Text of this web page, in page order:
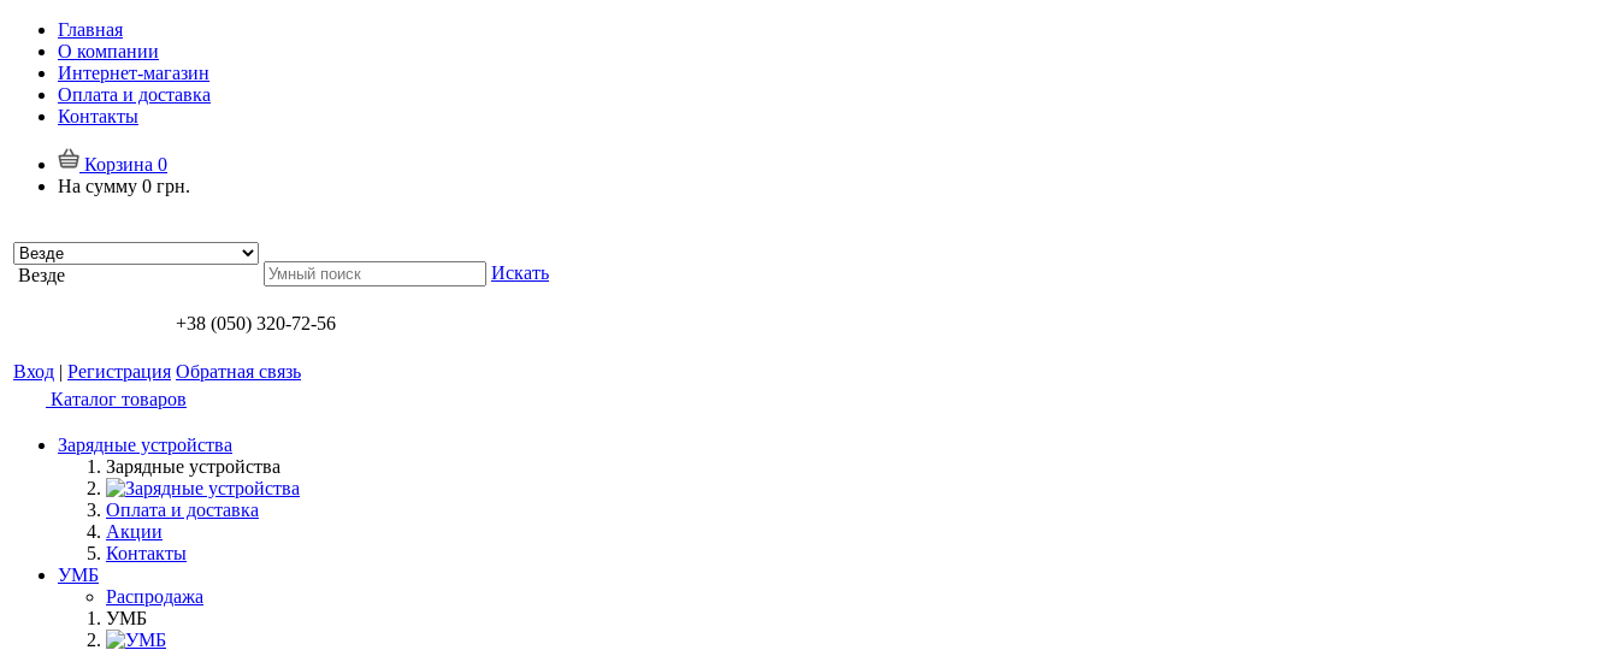
Главная
О компании
Интернет-магазин
Оплата и доставка
Контакты
Корзина 0
На сумму 0 грн.
Везде Искать
+38 (050) 320-72-56
Вход | Регистрация Обратная связь
Каталог товаров
Зарядные устройства
Зарядные устройства
Оплата и доставка
Акции
Контакты
УМБ
Распродажа
УМБ